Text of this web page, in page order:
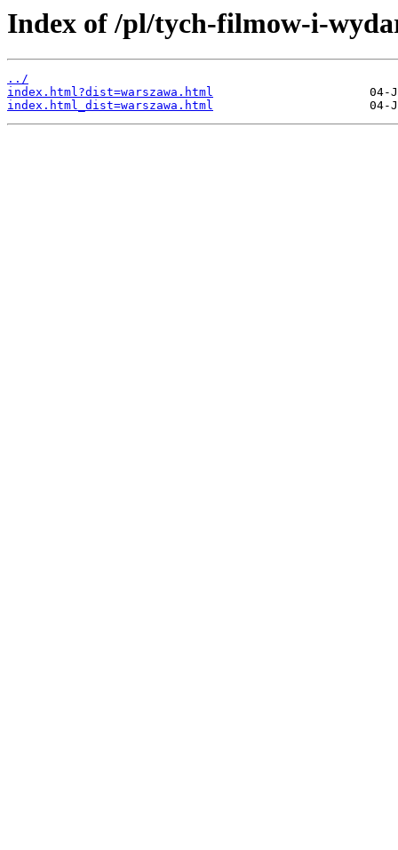
Index of /pl/tych-filmow-i-
../
index.html?dist=warszawa.html
index.html_dist=warszawa.html